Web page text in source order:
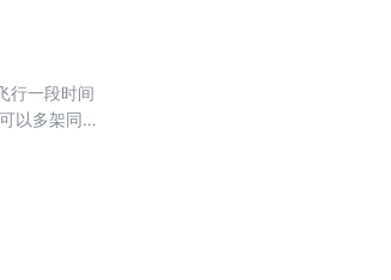
行一段时间
以多架同时